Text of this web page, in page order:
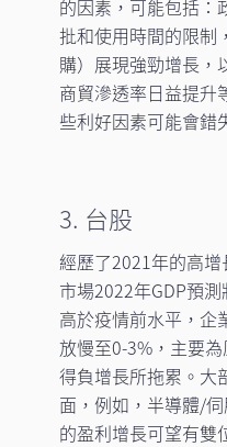
的因素，可能包括：
批和使用時間的限制
購）展現強勁增長，
商貿滲透率日益提升
些利好因素可能會錯
3. 台股
經歷了2021年的高
市場2022年GDP預
高於疫情前水平，企
放慢至0-3%，主要
得負增長所拖累。大
面，例如，半導體/
的盈利增長可望有雙